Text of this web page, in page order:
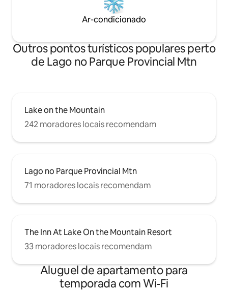
Ar-condicionado
Outros pontos turísticos populares perto
de Lago no Parque Provincial Mtn
Lake on the Mountain
242 moradores locais recomendam
Lago no Parque Provincial Mtn
71 moradores locais recomendam
The Inn At Lake On the Mountain Resort
33 moradores locais recomendam
Aluguel de apartamento para
temporada com Wi-Fi